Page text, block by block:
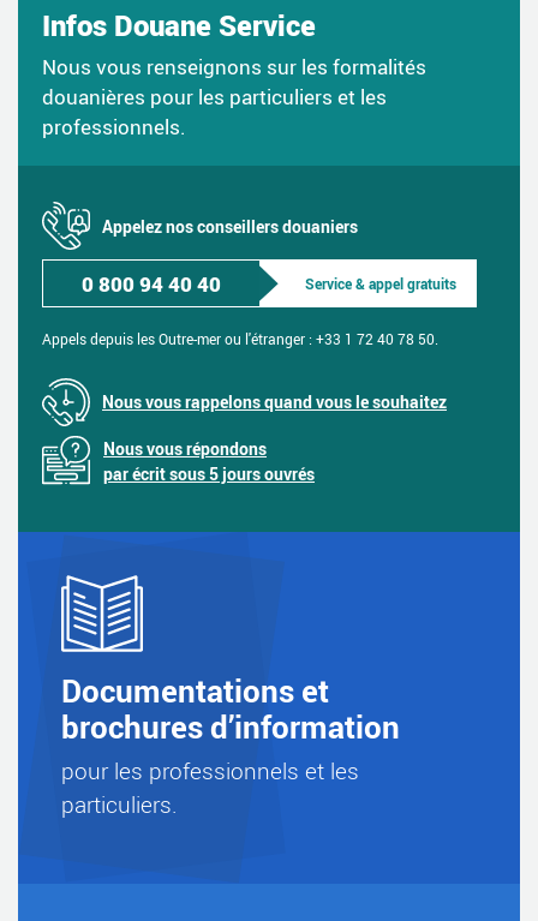
Infos Douane Service
Nous vous renseignons sur les formalités
douanières pour les particuliers et les
professionnels.
Appelez nos conseillers douaniers
0 800 94 40 40 Service & appel gratuits
Appels depuis les Outre-mer ou l'étranger : +33 1 72 40 78 50.
Nous vous rappelons quand vous le souhaitez
Nous vous répondons
par écrit sous 5 jours ouvrés
Documentations et
brochures d’information
pour les professionnels et les
particuliers.